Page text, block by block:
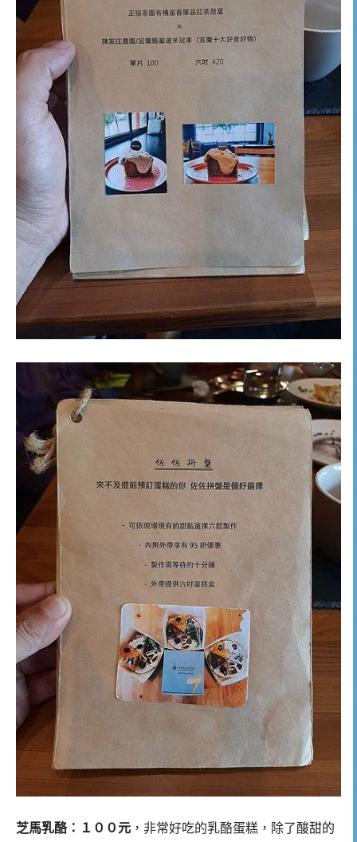
芝馬乳酪：１００元 ，非常好吃的乳酪蛋糕，除了酸甜的